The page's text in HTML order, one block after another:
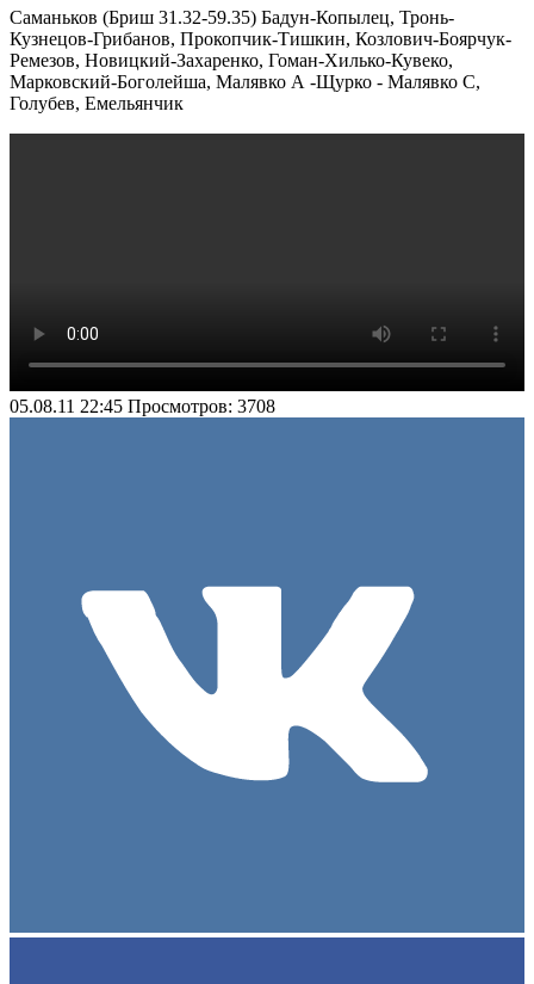
Саманьков (Бриш 31.32-59.35) Бадун-Копылец, Тронь-
Кузнецов-Грибанов, Прокопчик-Тишкин, Козлович-Боярчук-
Ремезов, Новицкий-Захаренко, Гоман-Хилько-Кувеко,
Марковский-Боголейша, Малявко А -Щурко - Малявко С,
Голубев, Емельянчик
05.08.11 22:45 Просмотров: 3708